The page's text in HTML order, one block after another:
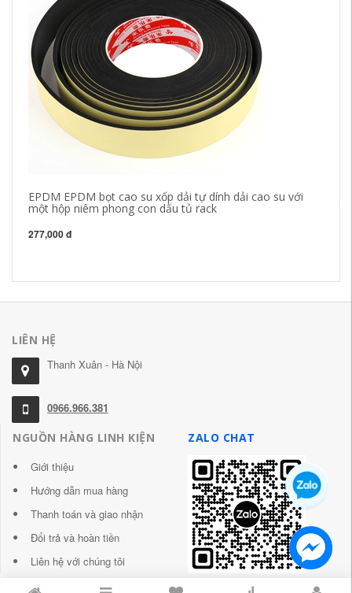
EPDM EPDM bọt cao su xốp dải tự dính dải cao su với
một hộp niêm phong con dấu tủ rack
277,000 đ
LIÊN HỆ
Thanh Xuân - Hà Nội
0966.966.381
NGUỒN HÀNG LINH KIỆN
Giới thiệu
Hướng dẫn mua hàng
Thanh toán và giao nhận
Đổi trả và hoàn tiền
Liên hệ với chúng tôi
ZALO CHAT